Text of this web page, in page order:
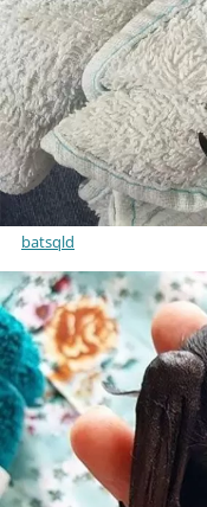
batsqld